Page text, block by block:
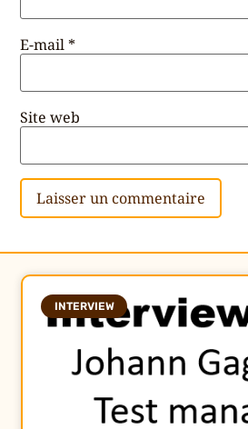
E-mail*
Site web
INTERVIEW